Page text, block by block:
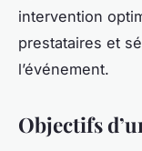
intervention
prestataires et
l’événement.
Objectifs